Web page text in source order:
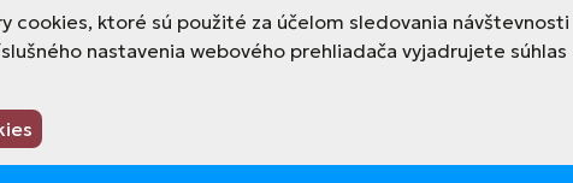
cookies, ktoré sú použité za účelom sledovania návštevnosti
nastavenia webového prehliadača vyjadrujete súhlas